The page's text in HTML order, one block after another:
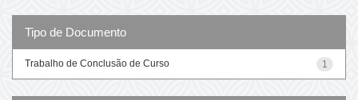
Tipo de Documento
1
Trabalho de Conclusão de Curso